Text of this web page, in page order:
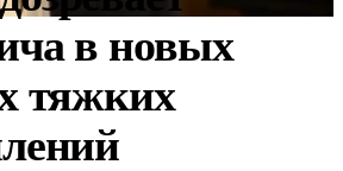
в новых
тяжких